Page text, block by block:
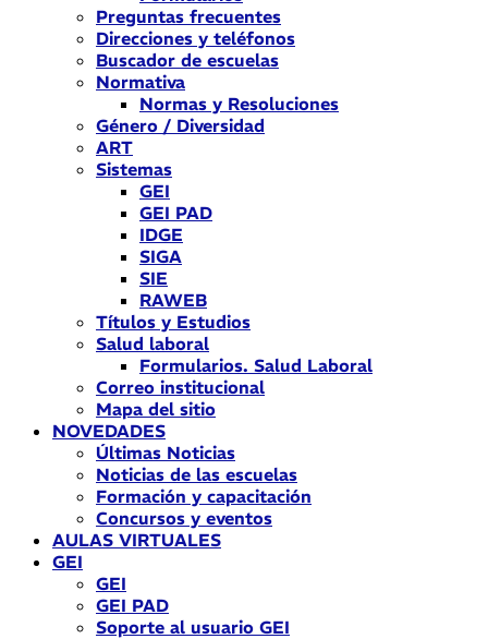
Preguntas frecuentes
Direcciones y teléfonos
Buscador de escuelas
Normativa
Normas y Resoluciones
Género / Diversidad
ART
Sistemas
GEI
GEI PAD
IDGE
SIGA
SIE
RAWEB
Títulos y Estudios
Salud laboral
Formularios. Salud Laboral
Correo institucional
Mapa del sitio
NOVEDADES
Últimas Noticias
Noticias de las escuelas
Formación y capacitación
Concursos y eventos
AULAS VIRTUALES
GEI
GEI
GEI PAD
Soporte al usuario GEI